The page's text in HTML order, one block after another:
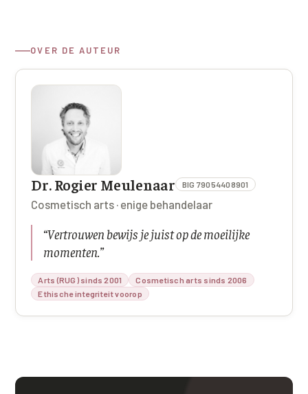
OVER DE AUTEUR
Dr. Rogier Meulenaar BIG 79054408901
Cosmetisch arts · enige behandelaar
“Vertrouwen bewijs je juist op de moeilijke
momenten.”
Arts (RUG) sinds 2001
Cosmetisch arts sinds 2006
Ethische integriteit voorop